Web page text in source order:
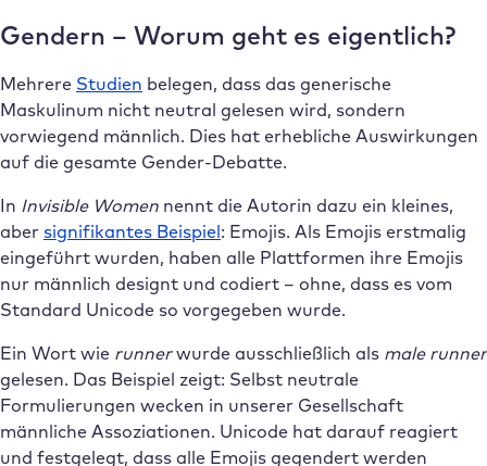
Gendern – Worum geht es eigentlich?
Mehrere Studien belegen, dass das generische
Maskulinum nicht neutral gelesen wird, sondern
vorwiegend männlich. Dies hat erhebliche Auswirkungen
auf die gesamte Gender-Debatte.
In Invisible Women nennt die Autorin dazu ein kleines,
aber signifikantes Beispiel: Emojis. Als Emojis erstmalig
eingeführt wurden, haben alle Plattformen ihre Emojis
nur männlich designt und codiert – ohne, dass es vom
Standard Unicode so vorgegeben wurde.
Ein Wort wie runnerwurde ausschließlich als male runner
gelesen. Das Beispiel zeigt: Selbst neutrale
Formulierungen wecken in unserer Gesellschaft
männliche Assoziationen. Unicode hat darauf reagiert
und festgelegt, dass alle Emojis gegendert werden